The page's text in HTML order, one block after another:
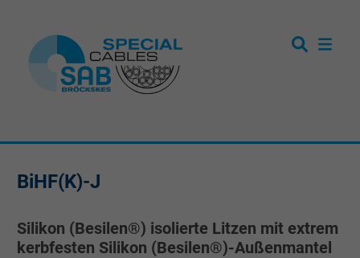
BiHF(K)-J
Silikon (Besilen®) isolierte Litzen mit extrem
kerbfesten Silikon (Besilen®)-Außenmantel